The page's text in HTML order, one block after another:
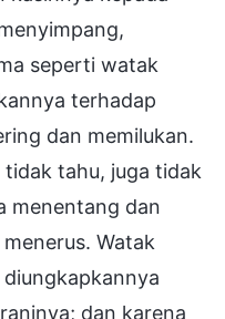
seperti watak
terhadap
dan memilukan.
tahu, juga tidak
menentang dan
Watak
dan karena